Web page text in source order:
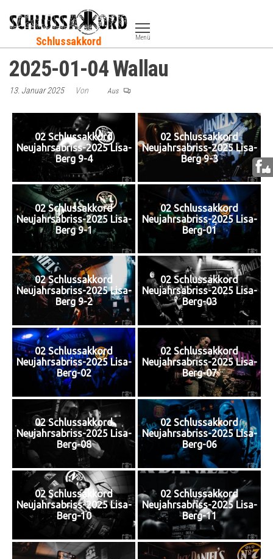
Inhalt
Schlussakkord Menü
2025-01-04 Wallau
13. Januar 2025 Von Aus
02 Schlussakkord
Neujahrsabriss-2025 Lisa-
Berg 9-4
02 Schlussakkord
Neujahrsabriss-2025 Lisa-
Berg 9-3
02 Schlussakkord
Neujahrsabriss-2025 Lisa-
Berg 9-1
02 Schlussakkord
Neujahrsabriss-2025 Lisa-
Berg-01
02 Schlussakkord
Neujahrsabriss-2025 Lisa-
Berg 9-2
02 Schlussakkord
Neujahrsabriss-2025 Lisa-
Berg-03
02 Schlussakkord
Neujahrsabriss-2025 Lisa-
Berg-02
02 Schlussakkord
Neujahrsabriss-2025 Lisa-
Berg-07
02 Schlussakkord
Neujahrsabriss-2025 Lisa-
Berg-08
02 Schlussakkord
Neujahrsabriss-2025 Lisa-
Berg-06
02 Schlussakkord
Neujahrsabriss-2025 Lisa-
Berg-10
02 Schlussakkord
Neujahrsabriss-2025 Lisa-
Berg-11